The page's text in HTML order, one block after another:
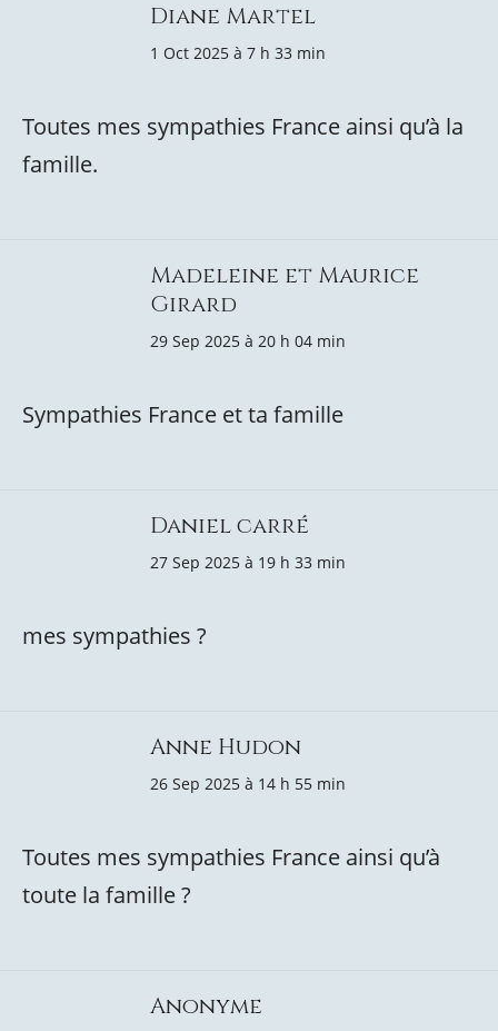
Diane Martel
1 Oct 2025 à 7 h 33 min
Toutes mes sympathies France ainsi qu’à la
famille.
Madeleine et Maurice
Girard
29 Sep 2025 à 20 h 04 min
Sympathies France et ta famille
Daniel carré
27 Sep 2025 à 19 h 33 min
mes sympathies ?
Anne Hudon
26 Sep 2025 à 14 h 55 min
Toutes mes sympathies France ainsi qu’à
toute la famille ?
Anonyme